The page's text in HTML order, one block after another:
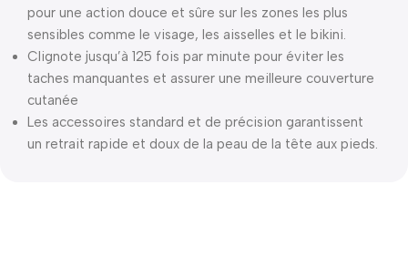
pour une action douce et sûre sur les zones les plus
sensibles comme le visage, les aisselles et le bikini.
Clignote jusqu’à 125 fois par minute pour éviter les
taches manquantes et assurer une meilleure couverture
cutanée
Les accessoires standard et de précision garantissent
un retrait rapide et doux de la peau de la tête aux pieds.